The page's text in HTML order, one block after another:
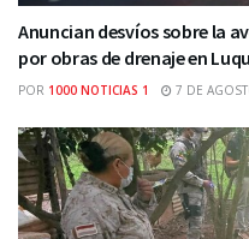
Anuncian desvíos sobre la
por obras de drenaje en
POR 1000 NOTICIAS 1 7 DE